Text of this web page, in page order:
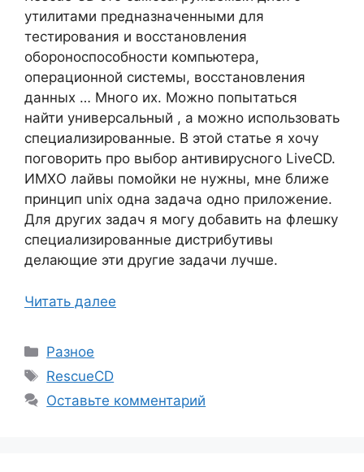
утилитами предназначенными для
тестирования и восстановления
обороноспособности компьютера,
операционной системы, восстановления
данных … Много их. Можно попытаться
найти универсальный , а можно использовать
специализированные. В этой статье я хочу
поговорить про выбор антивирусного LiveCD.
ИМХО лайвы помойки не нужны, мне ближе
принцип unix одна задача одно приложение.
Для других задач я могу добавить на флешку
специализированные дистрибутивы
делающие эти другие задачи лучше.
Читать далее
Рубрики
Разное
Метки
RescueCD
Оставьте комментарий